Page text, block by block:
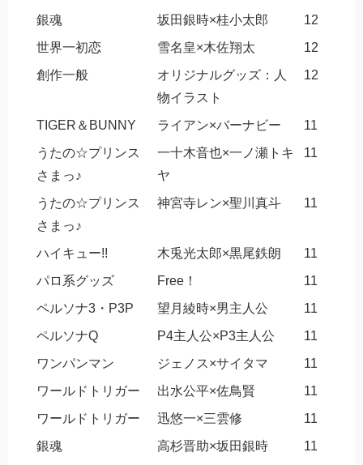
銀魂
坂田銀時×桂小太郎
12
世界一初恋
雪名皇×木佐翔太
12
創作一般
オリジナルグッズ：人
物イラスト
12
TIGER＆BUNNY ライアン×バーナビー
11
うたの☆プリンス
さまっ♪
一十木音也×一ノ瀬トキ
ヤ
11
うたの☆プリンス
さまっ♪
神宮寺レン×聖川真斗 11
ハイキュー!! 木兎光太郎×黒尾鉄朗
11
パロ系グッズ
Free！
11
ペルソナ3・P3P
望月綾時×男主人公
11
ペルソナQ
P4主人公×P3主人公
11
ワンパンマン
ジェノス×サイタマ
11
ワールドトリガー
出水公平×佐鳥賢
11
ワールドトリガー
迅悠一×三雲修
11
銀魂
高杉晋助×坂田銀時
11